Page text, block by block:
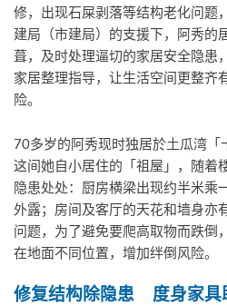
修，出现石屎剥落等结构老化问题
建局（市建局）的支援下，阿秀的
葺，及时处理逼切的家居安全隐患
家居整理指导，让生活空间更整齐
险。
70多岁的阿秀现时独居於土瓜湾「
这间她自小居住的「祖屋」，随着
隐患处处：厨房横梁出现约半米乘
外露；房间及客厅的天花和墙身亦
问题，为了避免要爬高取物而跌倒
在地面不同位置，增加绊倒风险。
修复结构除隐患 度身家具